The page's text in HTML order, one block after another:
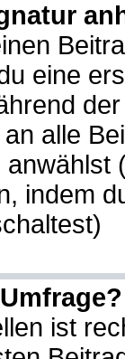
eine
alle
indem
ist